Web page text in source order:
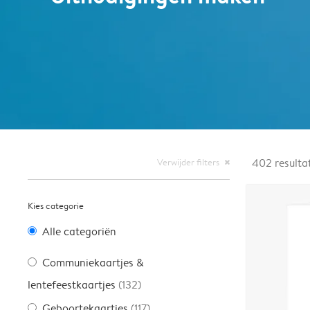
Verwijder filters close
Kies categorie
Alle categoriën
Communiekaartjes &
lentefeestkaartjes (132)
402